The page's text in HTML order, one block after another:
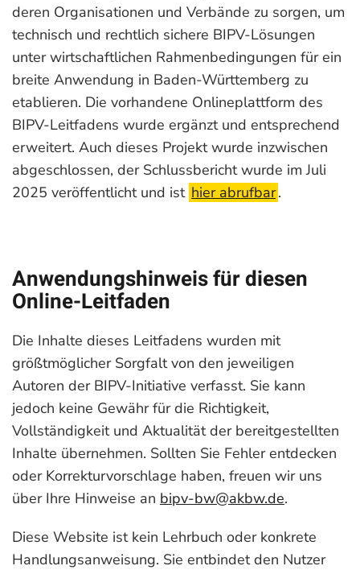
deren Organisationen und Verbände zu sorgen, um
technisch und rechtlich sichere BIPV-Lösungen
unter wirtschaftlichen Rahmenbedingungen für ein
breite Anwendung in Baden-Württemberg zu
etablieren. Die vorhandene Onlineplattform des
BIPV-Leitfadens wurde ergänzt und entsprechend
erweitert. Auch dieses Projekt wurde inzwischen
abgeschlossen, der Schlussbericht wurde im Juli
2025 veröffentlicht und ist hier abrufbar.
Anwendungshinweis für diesen
Online-Leitfaden
Die Inhalte dieses Leitfadens wurden mit
größtmöglicher Sorgfalt von den jeweiligen
Autoren der BIPV-Initiative verfasst. Sie kann
jedoch keine Gewähr für die Richtigkeit,
Vollständigkeit und Aktualität der bereitgestellten
Inhalte übernehmen. Sollten Sie Fehler entdecken
oder Korrekturvorschlage haben, freuen wir uns
über Ihre Hinweise an bipv-bw@akbw.de.
Diese Website ist kein Lehrbuch oder konkrete
Handlungsanweisung. Sie entbindet den Nutzer